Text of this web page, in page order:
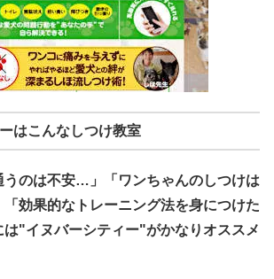
はこんなしつけ教室
うのは不安…」「ワンちゃんのしつけは
「効果的なトレーニング法を身につけた
は"イヌバーシティー"がかなりオススメ